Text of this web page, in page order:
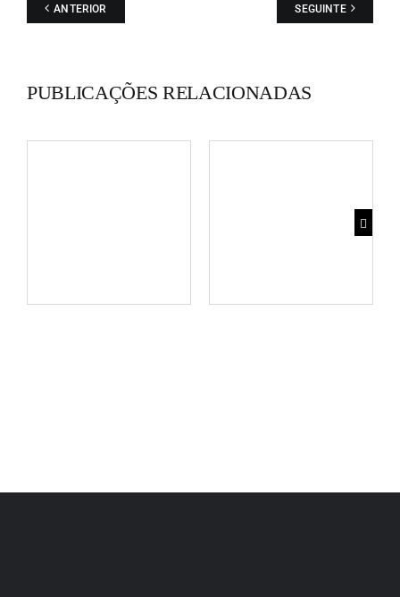
ANTERIOR SEGUINTE
PUBLICAÇÕES RELACIONADAS